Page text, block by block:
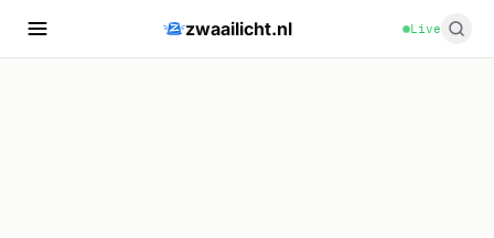
zwaailicht.nl Live